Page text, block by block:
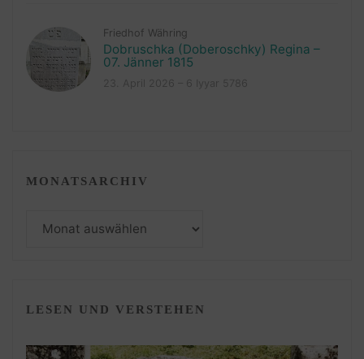
Friedhof Währing
Dobruschka (Doberoschky) Regina –
07. Jänner 1815
MONATSARCHIV
Monatsarchiv
LESEN UND VERSTEHEN